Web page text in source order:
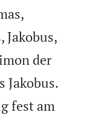
Jakobus,
der
Jakobus.
fest am